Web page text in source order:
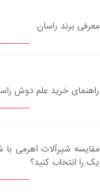
معرفی برند راسان
راهنمای خرید علم دوش
مقایسه شیرآلات اهرمی با
یک را انتخاب کنید؟